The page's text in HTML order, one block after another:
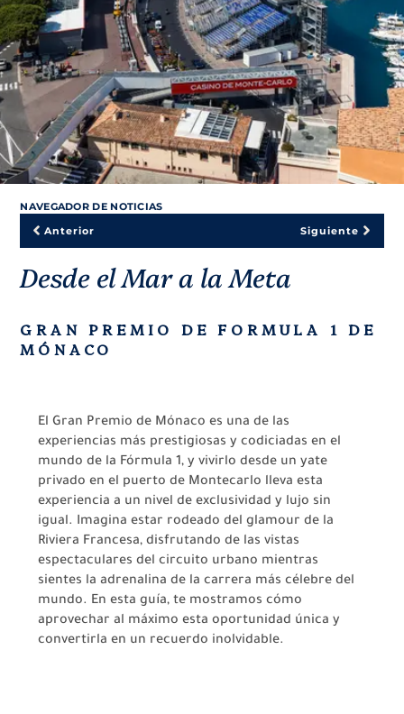
NAVEGADOR DE NOTICIAS
Anterior
Siguiente
Desde el Mar a la Meta
GRAN PREMIO DE FORMULA 1 DE
MÓNACO
El Gran Premio de Mónaco es una de las
experiencias más prestigiosas y codiciadas en el
mundo de la Fórmula 1, y vivirlo desde un yate
privado en el puerto de Montecarlo lleva esta
experiencia a un nivel de exclusividad y lujo sin
igual. Imagina estar rodeado del glamour de la
Riviera Francesa, disfrutando de las vistas
espectaculares del circuito urbano mientras
sientes la adrenalina de la carrera más célebre del
mundo. En esta guía, te mostramos cómo
aprovechar al máximo esta oportunidad única y
convertirla en un recuerdo inolvidable.